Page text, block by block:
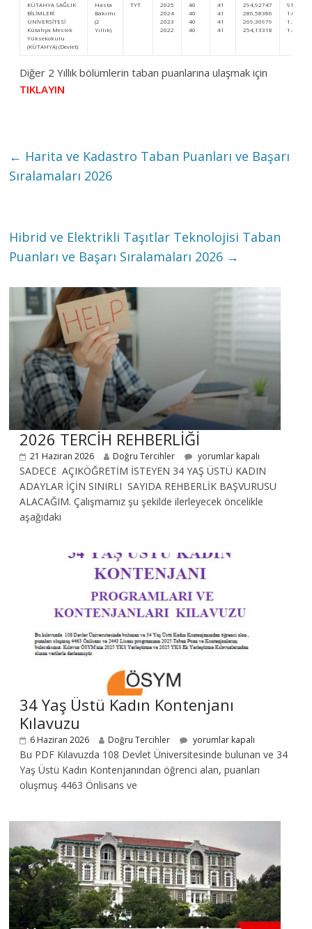
KÜTAHYA SAĞLIK
BİLİMLERİ
ÜNİVERSİTESİ
Kütahya Meslek
Yüksekokulu
(KÜTAHYA) (Devlet)
Hasta
Bakımı
(2
Yıllık)
TYT
2025
2024
2023
2022
40
40
40
40
41
41
41
41
294,92747
286,58386
269,36979
254,13318
913.388
Diğer 2 Yıllık bölümlerin taban puanlarına ulaşmak için
TIKLAYIN
← Harita ve Kadastro Taban Puanları ve Başarı
Sıralamaları 2026
Hibrid ve Elektrikli Taşıtlar Teknolojisi Taban
Puanları ve Başarı Sıralamaları 2026 →
2026 TERCİH REHBERLİĞİ
21 Haziran 2026 Doğru Tercihler yorumlar kapalı
SADECE AÇIKÖĞRETİM İSTEYEN 34 YAŞ ÜSTÜ KADIN
ADAYLAR İÇİN SINIRLI SAYIDA REHBERLİK BAŞVURUSU
ALACAĞIM. Çalışmamız şu şekilde ilerleyecek öncelikle
aşağıdaki
34 Yaş Üstü Kadın Kontenjanı
Kılavuzu
6 Haziran 2026 Doğru Tercihler yorumlar kapalı
Bu PDF Kılavuzda 108 Devlet Üniversitesinde bulunan ve 34
Yaş Üstü Kadın Kontenjanından öğrenci alan, puanları
oluşmuş 4463 Önlisans ve